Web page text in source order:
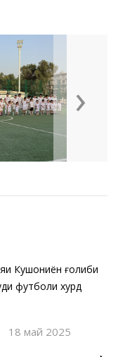
›
Кушониён ғолиби
футболи хурд
18 май 2025